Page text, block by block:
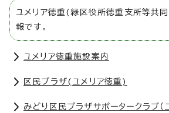
ユメリア徳重(緑区役所徳重支所等共
報です。
ユメリア徳重施設案内
区民プラザ(ユメリア徳重)
みどり区民プラザサポータークラブ（